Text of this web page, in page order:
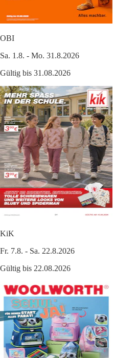
OBI
Sa. 1.8. - Mo. 31.8.2026
Gültig bis 31.08.2026
KiK
Fr. 7.8. - Sa. 22.8.2026
Gültig bis 22.08.2026